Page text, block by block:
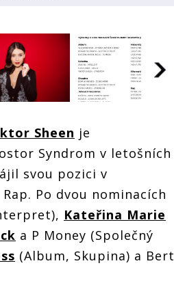
Viktor
šanci
mají i
Mišík,
či
Marie
Nominacím na
dominuje Viktor
Sheen, šanci
uspět mají i
Vladimír Mišík,
Monkey
Business či
Sheen je
Syndrom v letošních
svou pozici v
Po dvou nominacích
Kateřina Marie
a P Money (Společný
(Album, Skupina) a Bert